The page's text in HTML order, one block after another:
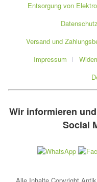
Entsorgung von
Versand und
Impressum
Wir informieren
Social